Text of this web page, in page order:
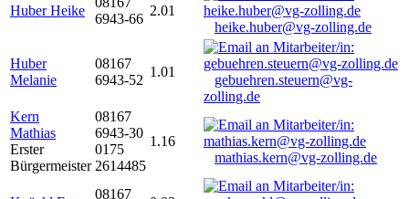
Huber Heike
6943-66
2.01
heike.huber@vg-zolling.de
Huber
Melanie
08167
6943-52
1.01
gebuehren.steuern@vg-
zolling.de
Kern
Mathias
Erster
Bürgermeister
08167
6943-30
0175
2614485
1.16
mathias.kern@vg-zolling.de
08167